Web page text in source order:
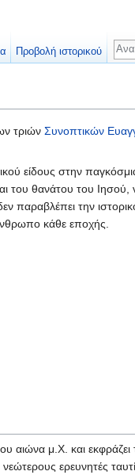
τριών Συνοπτικών
είδους στην
του θανάτου του Ιησού,
παραβλέπει την
κάθε εποχής.
αιώνα μ.Χ. και εκφράζει
ερευνητές
Προβολή ιστορικού